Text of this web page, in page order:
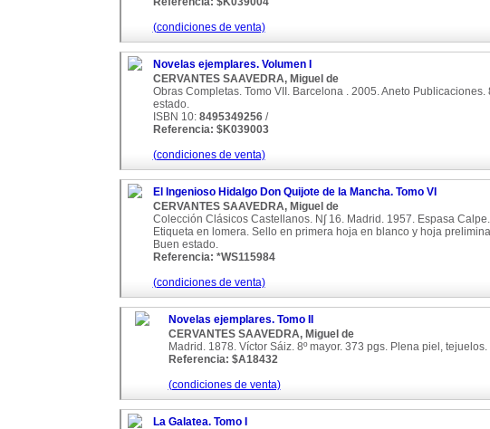
(condiciones de venta)
Novelas ejemplares. Volumen I
CERVANTES SAAVEDRA, Miguel de
Obras Completas. Tomo VII. Barcelona . 2005. Aneto
estado.
ISBN 10: 8495349256/
Referencia: $K039003
(condiciones de venta)
El Ingenioso Hidalgo Don Quijote de la Mancha. Tomo VI
CERVANTES SAAVEDRA, Miguel de
Colección Clásicos Castellanos. N∫ 16. Madrid. 1957. Espasa
Etiqueta en lomera. Sello en primera hoja en blanco y hoja
Buen estado.
Referencia: *WS115984
(condiciones de venta)
Novelas ejemplares. Tomo II
CERVANTES SAAVEDRA, Miguel de
Madrid. 1878. Víctor Sáiz. 8º mayor. 373 pgs. Plena piel, tejuelos.
Referencia: $A18432
(condiciones de venta)
La Galatea. Tomo I